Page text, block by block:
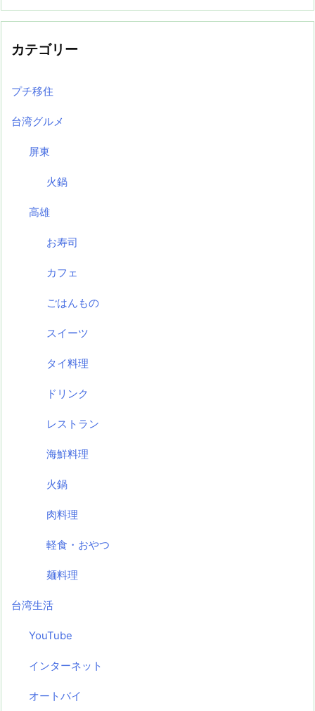
カテゴリー
プチ移住
台湾グルメ
屏東
火鍋
高雄
お寿司
カフェ
ごはんもの
スイーツ
タイ料理
ドリンク
レストラン
海鮮料理
火鍋
肉料理
軽食・おやつ
麺料理
台湾生活
YouTube
インターネット
オートバイ